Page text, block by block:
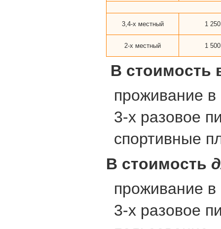
3,4-х местный 1
2-х местный 1
В стоимость
проживание в
3-х разовое
спортивные
В стоимость
проживание в
3-х разовое